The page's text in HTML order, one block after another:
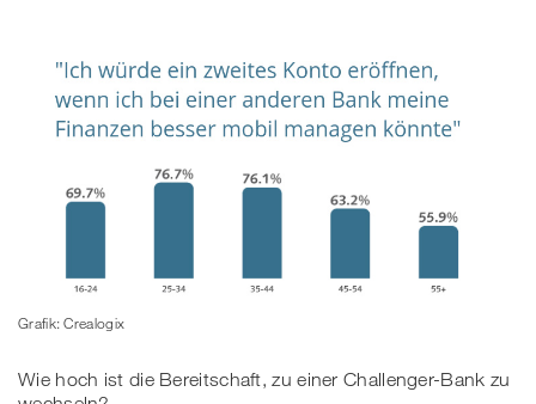
Grafik: Crealogix
Wie hoch ist die Bereitschaft, zu einer Challenger-Bank zu